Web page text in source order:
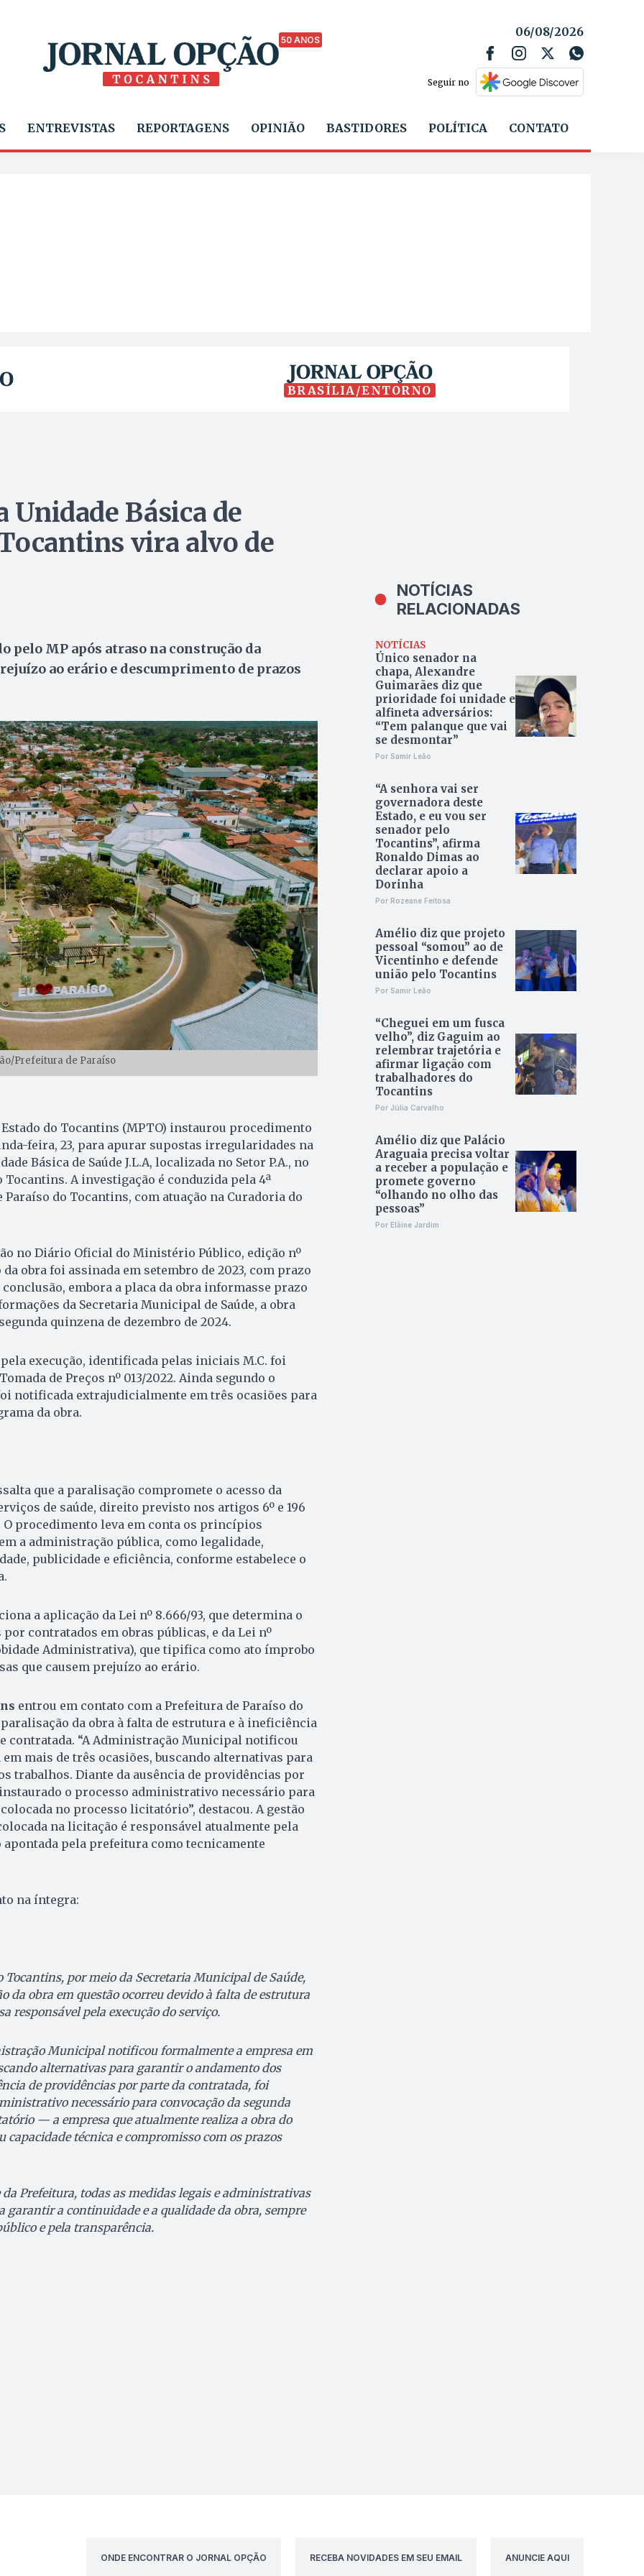
50 ANOS
06/08/2026
Seguir no
ENTREVISTAS REPORTAGENS OPINIÃO BASTIDORES POLÍTICA CONTATO
BRASÍLIA/ENTORNO
Unidade Básica de
vira alvo de
MP após atraso na construção da
ao erário e descumprimento de prazos
Prefeitura de Paraíso
do Tocantins (MPTO) instaurou procedimento
feira, 23, para apurar supostas irregularidades na
Básica de Saúde J.L.A, localizada no Setor P.A., no
A investigação é conduzida pela 4ª
Paraíso do Tocantins, com atuação na Curadoria do
no Diário Oficial do Ministério Público, edição nº
da obra foi assinada em setembro de 2023, com prazo
embora a placa da obra informasse prazo
da Secretaria Municipal de Saúde, a obra
quinzena de dezembro de 2024.
execução, identificada pelas iniciais M.C. foi
de Preços nº 013/2022. Ainda segundo o
notificada extrajudicialmente em três ocasiões para
da obra.
que a paralisação compromete o acesso da
de saúde, direito previsto nos artigos 6º e 196
O procedimento leva em conta os princípios
a administração pública, como legalidade,
publicidade e eficiência, conforme estabelece o
a aplicação da Lei nº 8.666/93, que determina o
contratados em obras públicas, e da Lei nº
Administrativa), que tipifica como ato ímprobo
que causem prejuízo ao erário.
entrou em contato com a Prefeitura de Paraíso do
da obra à falta de estrutura e à ineficiência
contratada. “A Administração Municipal notificou
mais de três ocasiões, buscando alternativas para
trabalhos. Diante da ausência de providências por
o processo administrativo necessário para
no processo licitatório”, destacou. A gestão
na licitação é responsável atualmente pela
apontada pela prefeitura como tecnicamente
na íntegra:
Tocantins, por meio da Secretaria Municipal de Saúde,
da obra em questão ocorreu devido à falta de estrutura
responsável pela execução do serviço.
Municipal notificou formalmente a empresa em
alternativas para garantir o andamento dos
de providências por parte da contratada, foi
necessário para convocação da segunda
— a empresa que atualmente realiza a obra do
capacidade técnica e compromisso com os prazos
da Prefeitura, todas as medidas legais e administrativas
garantir a continuidade e a qualidade da obra, sempre
e pela transparência.
NOTÍCIAS
RELACIONADAS
NOTÍCIAS
Único senador na
chapa, Alexandre
Guimarães diz que
prioridade foi unidade e
alfineta adversários:
“Tem palanque que vai
se desmontar”
Por Samir Leão
“A senhora vai ser
governadora deste
Estado, e eu vou ser
senador pelo
Tocantins”, afirma
Ronaldo Dimas ao
declarar apoio a
Dorinha
Por Rozeane Feitosa
Amélio diz que projeto
pessoal “somou” ao de
Vicentinho e defende
união pelo Tocantins
Por Samir Leão
“Cheguei em um fusca
velho”, diz Gaguim ao
relembrar trajetória e
afirmar ligação com
trabalhadores do
Tocantins
Por Júlia Carvalho
Amélio diz que Palácio
Araguaia precisa voltar
a receber a população e
promete governo
“olhando no olho das
pessoas”
Por Elâine Jardim
ONDE ENCONTRAR O JORNAL OPÇÃO RECEBA NOVIDADES EM SEU EMAIL ANUNCIE AQUI